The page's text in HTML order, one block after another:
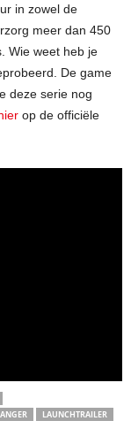
in zowel de
meer dan 450
Wie weet heb je
De game
deze serie nog
op de officiële
LAUNCHTRAILER